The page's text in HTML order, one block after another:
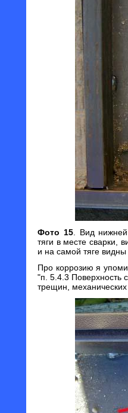
Фото 15. Вид
тяги в месте сварки,
и на самой тяге видны
Про коррозию я
"п. 5.4 .3 Поверхность
трещин,